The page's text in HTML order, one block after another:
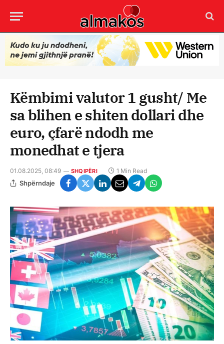
Këmbimi valutor 1 gusht/ Me
sa blihen e shiten dollari dhe
euro, çfarë ndodh me
monedhat e tjera
01.08.2025, 08:49 SHQIPËRI 1 Min Read
Shpërndaje